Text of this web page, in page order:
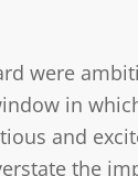
were
in
and
the